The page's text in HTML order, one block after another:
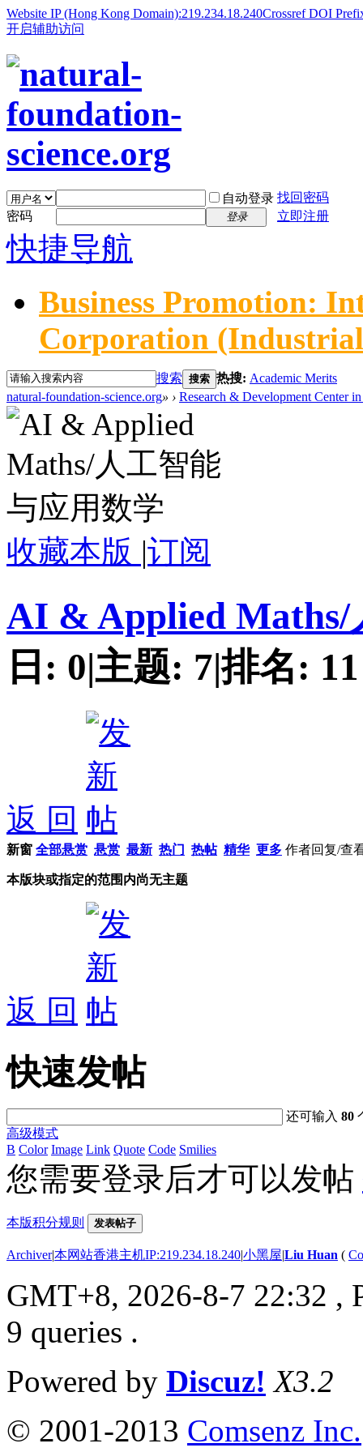
Website IP (Hong Kong Domain):219.234.18.240Crossref DOI
开启辅助访问
自动登录 找回密码
密码
登录 立即注册
快捷导航
Business Promotion:
Corporation
搜索 搜索 热搜: Academic Merits
natural-foundation-science.org» › Research & Development Center
收藏本版 |订阅
AI & Applied Maths/
日: 0|主题: 7|排名: 11
返 回
新窗 全部悬赏 悬赏 最新 热门 热帖 精华 更多 作者回复/查
本版块或指定的范围内尚无主题
返 回
快速发帖
还可输入80
高级模式
B Color Image Link Quote Code Smilies
您需要登录后才可以发帖
本版积分规则 发表帖子
Archiver|本网站香港主机IP:219.234.18.240|小黑屋|Liu Huan (
GMT+8, 2026-8-7 22:32 ,
9 queries .
Powered by Discuz! X3.2
© 2001-2013 Comsenz Inc.